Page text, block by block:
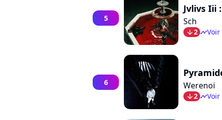
5
Jvlivs Iii
Sch
arrow_bot2 timelineVoir
6 Werenoi
arrow_bot2 timelineVoir